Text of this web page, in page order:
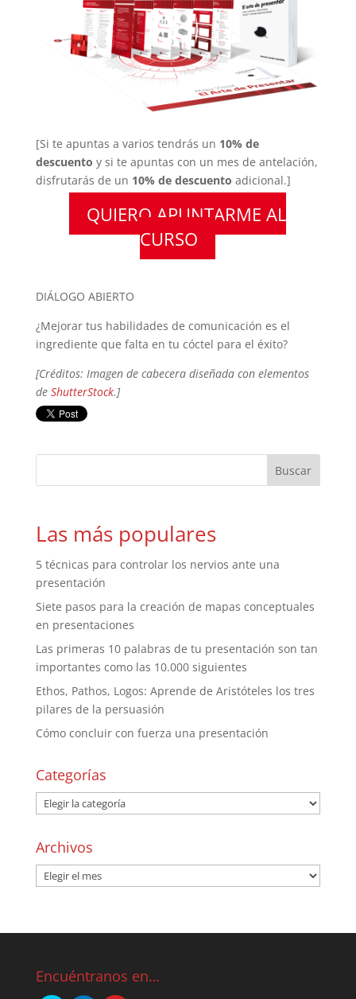
[Si te apuntas a varios tendrás un 10% de
descuento y si te apuntas con un mes de antelación,
disfrutarás de un 10% de descuento adicional.]
QUIERO APUNTARME AL
CURSO
DIÁLOGO ABIERTO
¿Mejorar tus habilidades de comunicación es el
ingrediente que falta en tu cóctel para el éxito?
[Créditos: Imagen de cabecera diseñada con elementos
de ShutterStock.]
Las más populares
5 técnicas para controlar los nervios ante una
presentación
Siete pasos para la creación de mapas conceptuales
en presentaciones
Las primeras 10 palabras de tu presentación son tan
importantes como las 10.000 siguientes
Ethos, Pathos, Logos: Aprende de Aristóteles los tres
pilares de la persuasión
Cómo concluir con fuerza una presentación
Categorías
Archivos
Encuéntranos en…